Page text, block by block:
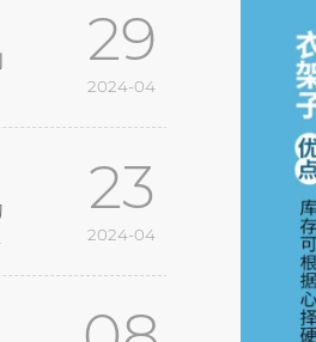
29
2024-04
23
2024-04